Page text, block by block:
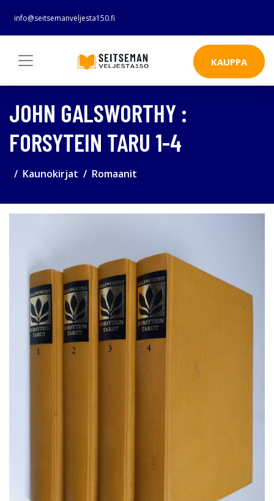
info@seitsemanveljesta150.fi
KAUPPA
JOHN GALSWORTHY :
FORSYTEIN TARU 1-4
Kaunokirjat Romaanit